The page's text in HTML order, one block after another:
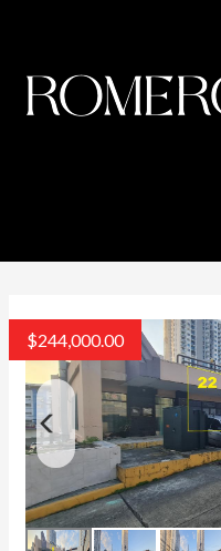
$244,000.00